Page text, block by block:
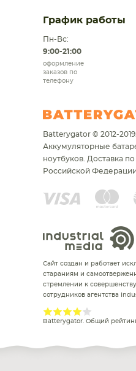
График работы
Пн-Вс:
9:00-21:00
оформление
заказов по
телефону
Batterygator © 2012-
Аккумуляторные
ноутбуков. Доставка
Российской
Сайт создан и работает
стараниям и
стремлении к
сотрудников агентства
Batterygator. Общий